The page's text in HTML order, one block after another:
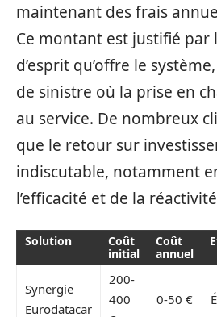
maintenant des frais
Ce montant est justifié
d’esprit qu’offre le
de sinistre où la prise en
au service. De nombreux
que le retour sur
indiscutable, notamment
l’efficacité et de la
Solution
Coût
initial
Coût
annuel
Synergie
Eurodatacar
200-
400
0-50 €